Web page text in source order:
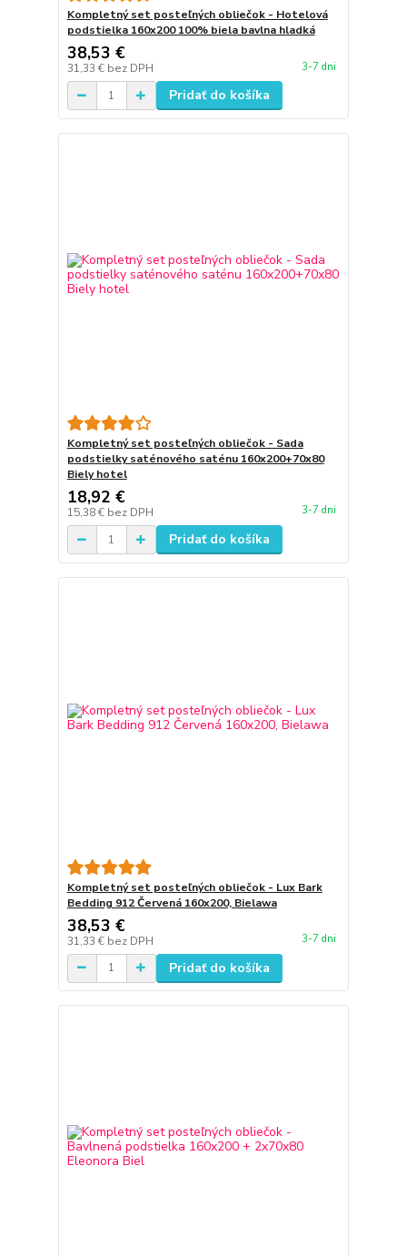
Kompletný set posteľných obliečok - Hotelová
podstielka 160x200 100% biela bavlna hladká
38,53 €
31,33 € bez DPH 3-7 dni
Pridať do košíka
Kompletný set posteľných obliečok - Sada
podstielky saténového saténu 160x200+70x80
Biely hotel
18,92 €
15,38 € bez DPH 3-7 dni
Pridať do košíka
Kompletný set posteľných obliečok - Lux Bark
Bedding 912 Červená 160x200, Bielawa
38,53 €
31,33 € bez DPH 3-7 dni
Pridať do košíka